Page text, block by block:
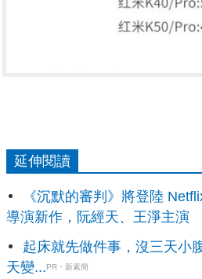
延伸閱讀
《沉默的審判》將登陸
導演新作，阮經天、王淨主演
起床就先做件事，沒三天小
天變...PR・新素簡